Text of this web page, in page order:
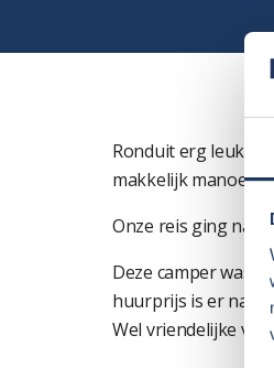
Ronduit erg leuk.
makkelijk
Onze reis ging naar
Deze camper was
huurprijs is er naar.
Wel vriendelijke